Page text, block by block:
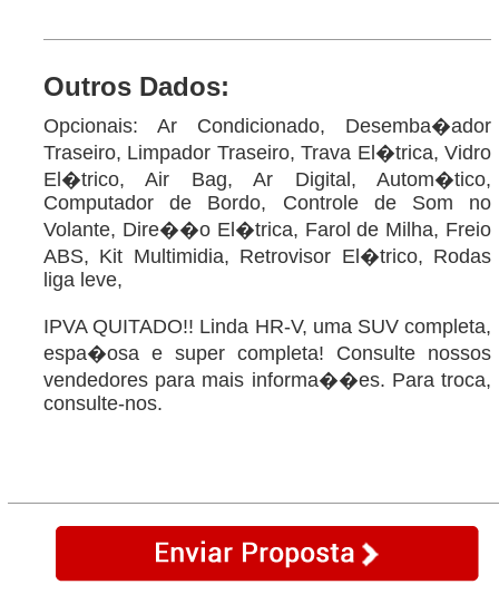
Outros Dados:
Opcionais: Ar Condicionado, Desemba�ador
Traseiro, Limpador Traseiro, Trava El�trica, Vidro
El�trico, Air Bag, Ar Digital, Autom�tico,
Computador de Bordo, Controle de Som no
Volante, Dire��o El�trica, Farol de Milha, Freio
ABS, Kit Multimidia, Retrovisor El�trico, Rodas
liga leve,
IPVA QUITADO!! Linda HR-V, uma SUV completa,
espa�osa e super completa! Consulte nossos
vendedores para mais informa��es. Para troca,
consulte-nos.